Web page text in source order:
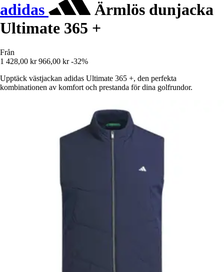
adidas
Ärmlös dunjacka
Ultimate 365 +
Från
1 428,00 kr 966,00 kr -32%
Upptäck västjackan adidas Ultimate 365 +, den perfekta
kombinationen av komfort och prestanda för dina golfrundor.